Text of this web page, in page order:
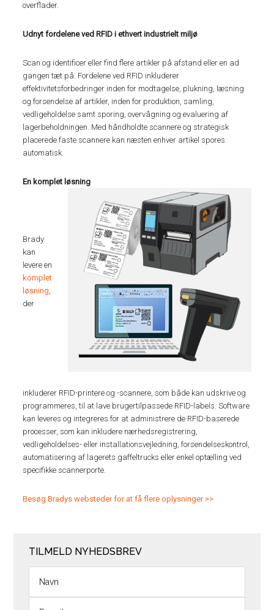
overflader.
Udnyt fordelene ved RFID i ethvert industrielt miljø
Scan og identificer eller find flere artikler på afstand eller en ad
gangen tæt på. Fordelene ved RFID inkluderer
effektivitetsforbedringer inden for modtagelse, plukning, læsning
og forsendelse af artikler, inden for produktion, samling,
vedligeholdelse samt sporing, overvågning og evaluering af
lagerbeholdningen. Med håndholdte scannere og strategisk
placerede faste scannere kan næsten enhver artikel spores
automatisk.
En komplet løsning
Brady
kan
levere en
komplet
løsning,
der
inkluderer RFID-printere og -scannere, som både kan udskrive og
programmeres, til at lave brugertilpassede RFID-labels. Software
kan leveres og integreres for at administrere de RFID-baserede
processer, som kan inkludere nærhedsregistrering,
vedligeholdelses- eller installationsvejledning, forsendelseskontrol,
automatisering af lagerets gaffeltrucks eller enkel optælling ved
specifikke scannerporte.
Besøg Bradys websteder for at få flere oplysninger >>
TILMELD NYHEDSBREV